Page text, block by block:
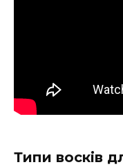
Типи восків